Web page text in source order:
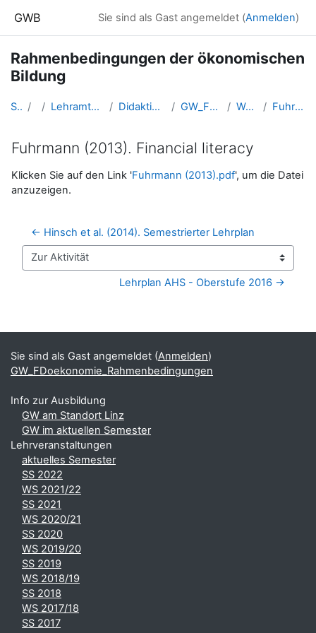
GWB Sie sind als Gast angemeldet (Anmelden)
Rahmenbedingungen der ökonomischen
Bildung
Startseite Kurse Lehramtsausbildung GW im Cluster Österreich Mitte Didaktik der ökonomischen Bildung (GW B 4.3) GW_FDoekonomie_Rahmenbedingungen Weiterführende Literatur Fuhrmann (2013). Financial literacy
Fuhrmann (2013). Financial literacy
Abschlussbedingungen
Klicken Sie auf den Link 'Fuhrmann (2013).pdf', um die Datei
anzuzeigen.
← Hinsch et al. (2014). Semestrierter Lehrplan
Zur Aktivität
Lehrplan AHS - Oberstufe 2016 →
Ergänzungsblöcke
Sie sind als Gast angemeldet (Anmelden)
GW_FDoekonomie_Rahmenbedingungen
Info zur Ausbildung
GW am Standort Linz
GW im aktuellen Semester
Lehrveranstaltungen
aktuelles Semester
SS 2022
WS 2021/22
SS 2021
WS 2020/21
SS 2020
WS 2019/20
SS 2019
WS 2018/19
SS 2018
WS 2017/18
SS 2017